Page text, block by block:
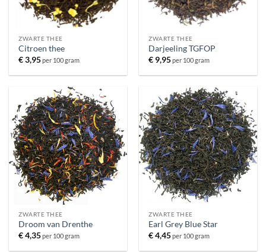
ZWARTE THEE
Citroen thee
€3,95per 100 gram
ZWARTE THEE
Darjeeling TGFOP
€ 9,95per 100 gram
ZWARTE THEE
Droom van Drenthe
€4,35per 100 gram
ZWARTE THEE
Earl Grey Blue Star
€4,45per 100 gram